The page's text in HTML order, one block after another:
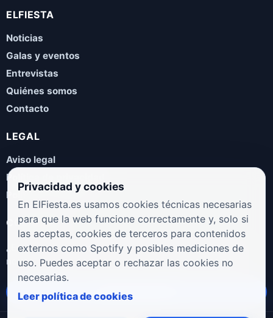
ELFIESTA
Noticias
Galas y eventos
Entrevistas
Quiénes somos
Contacto
LEGAL
Aviso legal
Política de privacidad
Política de cookies
COLABORA
¿Eres artista, manager, sello o promotor? Envíanos tus
novedades, galas, entrevistas o propuestas musicales.
Enviar propuesta
Privacidad y cookies
En ElFiesta.es usamos cookies técnicas necesarias
para que la web funcione correctamente y, solo si
las aceptas, cookies de terceros para contenidos
externos como Spotify y posibles mediciones de
uso. Puedes aceptar o rechazar las cookies no
necesarias.
Leer política de cookies